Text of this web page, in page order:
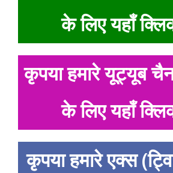
के लिए यहाँ
कृपया हमारे यूट्यूब
के लिए यहाँ
कृपया हमारे एक्स